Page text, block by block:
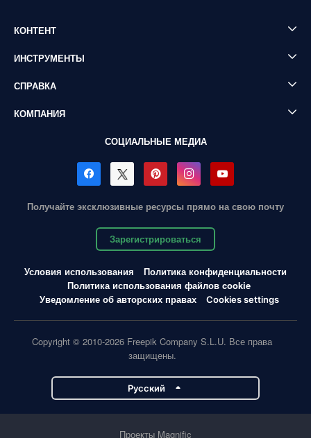
КОНТЕНТ
ИНСТРУМЕНТЫ
СПРАВКА
КОМПАНИЯ
СОЦИАЛЬНЫЕ МЕДИА
Получайте эксклюзивные ресурсы прямо на свою почту
Зарегистрироваться
Условия использования
Политика конфиденциальности
Политика использования файлов cookie
Уведомление об авторских правах
Cookies settings
Copyright © 2010-2026 Freepik Company S.L.U. Все права
защищены.
Pусский
Проекты Magnific